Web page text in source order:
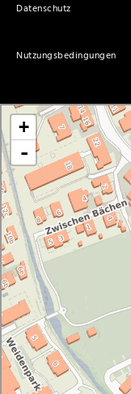
Datenschutz
Nutzungsbedingungen